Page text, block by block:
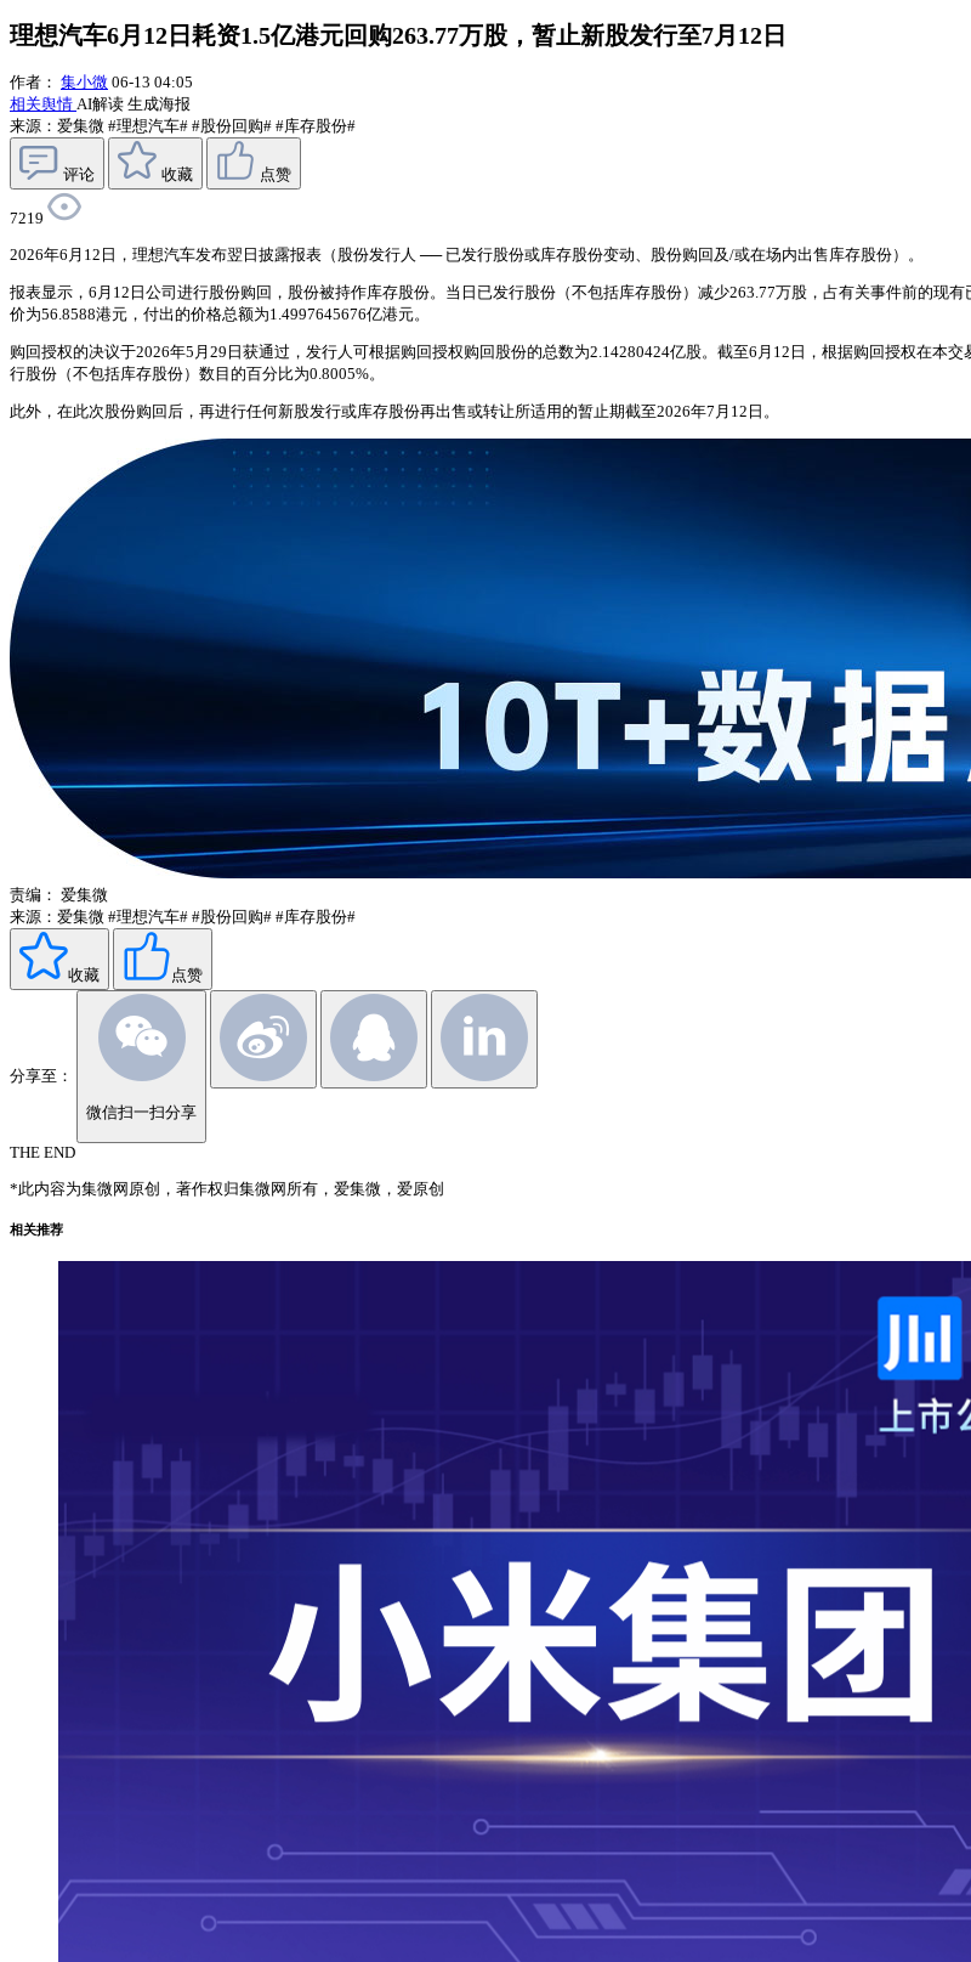
理想汽车6月12日耗资1.5亿港元回购263.77万股，暂止新股发行至7月12日
作者： 集小微 06-13 04:05
相关舆情 AI解读 生成海报
来源：爱集微 #理想汽车# #股份回购# #库存股份#
评论 收藏 点赞
7219
2026年6月12日，理想汽车发布翌日披露报表（股份发行人 ── 已发行股份或库存股份变动、股份购回及/或在场内出售库存股份）。
报表显示，6月12日公司进行股份购回，股份被持作库存股份。当日已发行股份（不包括库存股份）减少263.77万股，占有关事件前的现
价为56.8588港元，付出的价格总额为1.4997645676亿港元。
购回授权的决议于2026年5月29日获通过，发行人可根据购回授权购回股份的总数为2.14280424亿股。截至6月12日，根据购回授权在本
行股份（不包括库存股份）数目的百分比为0.8005%。
此外，在此次股份购回后，再进行任何新股发行或库存股份再出售或转让所适用的暂止期截至2026年7月12日。
责编： 爱集微
来源：爱集微 #理想汽车# #股份回购# #库存股份#
收藏 点赞
分享至：
微信扫一扫分享
THE END
*此内容为集微网原创，著作权归集微网所有，爱集微，爱原创
相关推荐